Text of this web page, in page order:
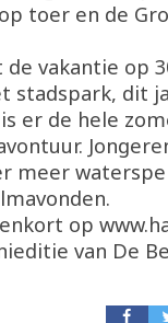
toer en de
vakantie op
stadspark, dit
er de hele
meer
op
van De